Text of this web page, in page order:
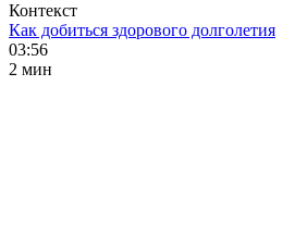
Контекст
Как добиться здорового долголетия
03:56
2 мин